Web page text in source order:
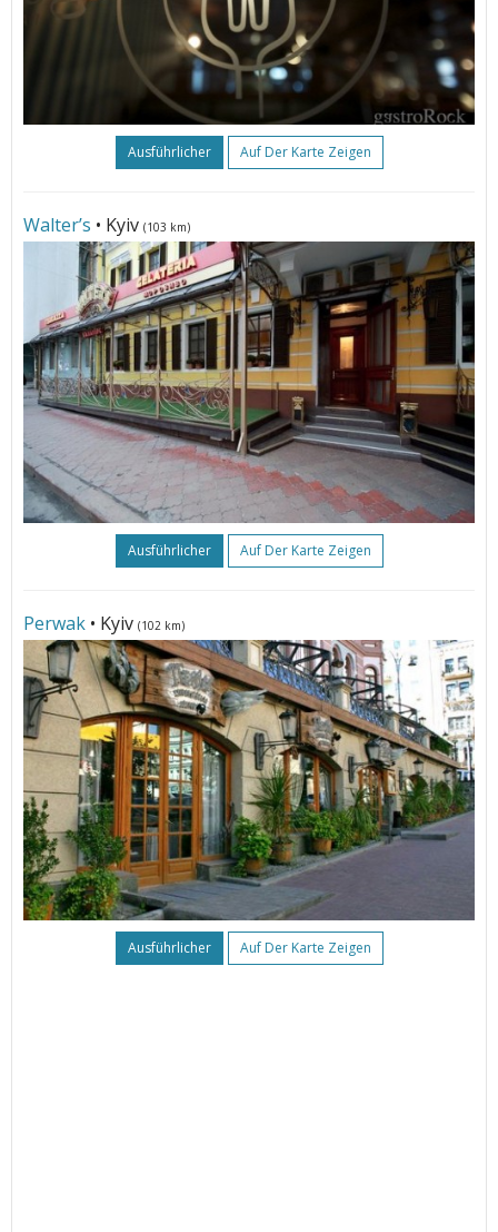
Ausführlicher Auf Der Karte Zeigen
Walter’s • Kyiv (103 km)
Ausführlicher Auf Der Karte Zeigen
Perwak • Kyiv (102 km)
Ausführlicher Auf Der Karte Zeigen